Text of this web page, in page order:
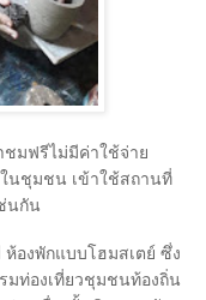
ชมฟรีไม่มีค่าใช้จ่าย
ในชุมชน เข้าใช้สถานที่
นกัน
องพักแบบโฮมสเตย์ ซึ่ง
มท่องเที่ยวชุมชนท้องถิ่น